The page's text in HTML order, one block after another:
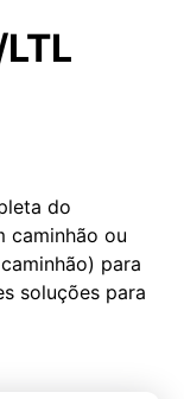
do
caminhão ou
para
soluções para